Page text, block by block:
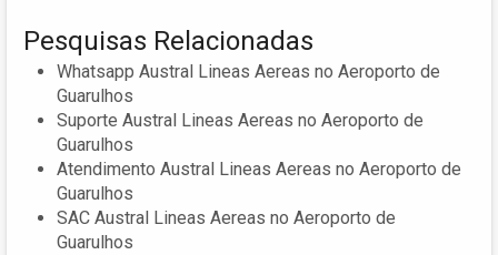
Pesquisas Relacionadas
Whatsapp Austral Lineas Aereas no Aeroporto de
Guarulhos
Suporte Austral Lineas Aereas no Aeroporto de
Guarulhos
Atendimento Austral Lineas Aereas no Aeroporto de
Guarulhos
SAC Austral Lineas Aereas no Aeroporto de
Guarulhos